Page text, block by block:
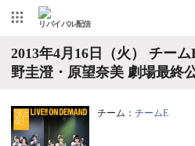
リバイバル配信
2013年4月16日（火） チー
野圭澄・原望奈美 劇場最終
チーム： チームE